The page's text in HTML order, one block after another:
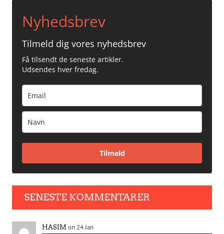
Nyhedsbrev
Tilmeld dig vores nyhedsbrev
Få tilsendt de seneste artikler.
Udsendes hver fredag.
Tilmeld
SENESTE KOMMENTARER
HASIM on 24 Jan